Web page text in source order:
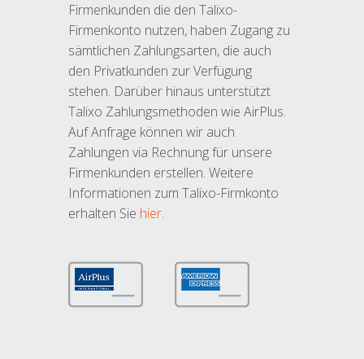
Firmenkunden die den Talixo-
Firmenkonto nutzen, haben Zugang zu
sämtlichen Zahlungsarten, die auch
den Privatkunden zur Verfügung
stehen. Darüber hinaus unterstützt
Talixo Zahlungsmethoden wie AirPlus.
Auf Anfrage können wir auch
Zahlungen via Rechnung für unsere
Firmenkunden erstellen. Weitere
Informationen zum Talixo-Firmkonto
erhalten Sie hier.